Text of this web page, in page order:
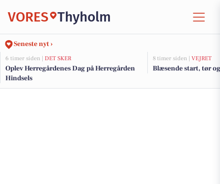
VORES Thyholm
Seneste nyt ›
6 timer siden | DET SKER
Oplev Herregårdenes Dag på Herregården
Hindsels
8 timer siden | VEJRET
Blæsende start, tør